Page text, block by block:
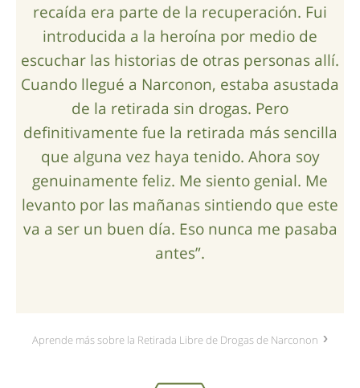
recaída era parte de la recuperación. Fui
introducida a la heroína por medio de
escuchar las historias de otras personas allí.
Cuando llegué a Narconon, estaba asustada
de la retirada sin drogas. Pero
definitivamente fue la retirada más sencilla
que alguna vez haya tenido. Ahora soy
genuinamente feliz. Me siento genial. Me
levanto por las mañanas sintiendo que este
va a ser un buen día. Eso nunca me pasaba
antes”.
Aprende más sobre la Retirada Libre de Drogas de Narconon